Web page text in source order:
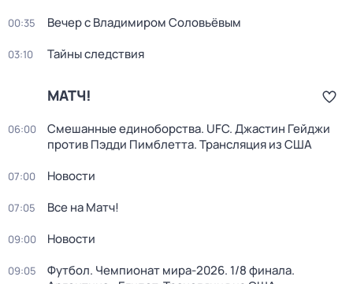
00:35 Вечер с Владимиром Соловьёвым
03:10 Тайны следствия
МАТЧ!
06:00
Смешанные единоборства. UFC. Джастин Гейджи
против Пэдди Пимблетта. Трансляция из США
07:00 Новости
07:05 Все на Матч!
09:00 Новости
09:05
Футбол. Чемпионат мира-2026. 1/8 финала.